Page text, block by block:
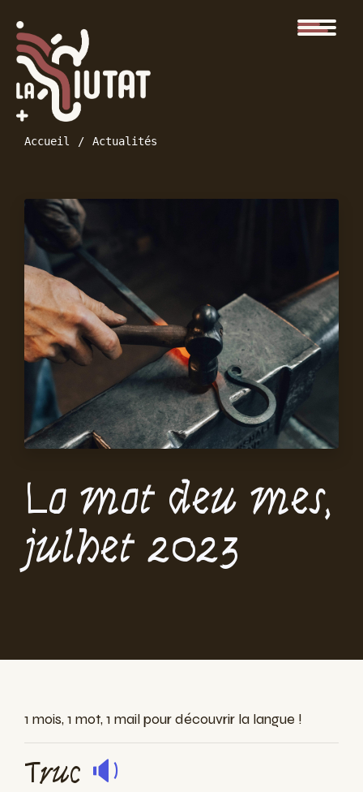
Accueil Actualités
Lo mot deu mes,
julhet 2023
1 mois, 1 mot, 1 mail pour découvrir la langue !
Truc 🔉